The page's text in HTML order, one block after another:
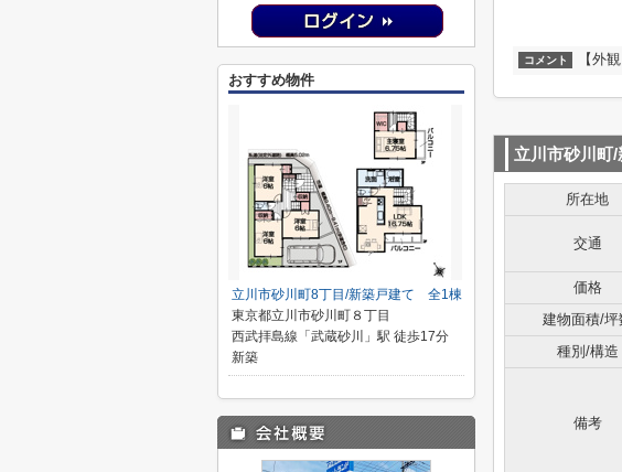
コメント 【外
立川市砂川町
所在地
交通
価格
建物面積/坪
種別/構造
備考
おすすめ物件
立川市砂川町8丁目/新築戸建て 全1棟
東京都立川市砂川町８丁目
西武拝島線「武蔵砂川」駅 徒歩17分
新築